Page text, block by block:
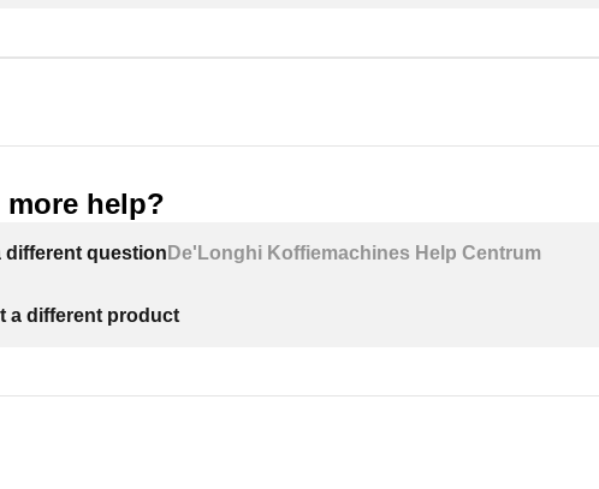
more help?
different question De'Longhi Koffiemachines Help Centrum
a different product